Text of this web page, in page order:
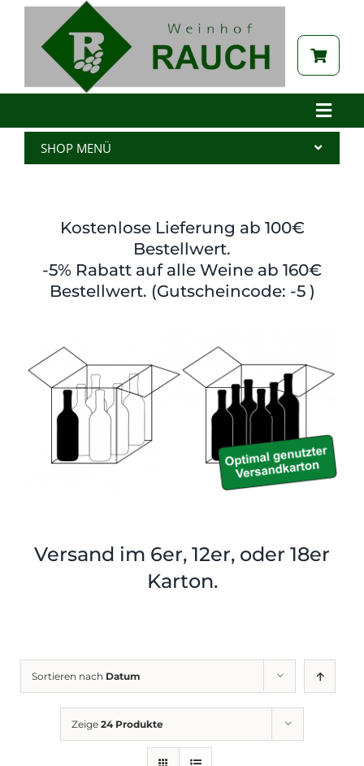
Zum
springen
Toggle
Brennerei
Tabak
Shop
SHOP MENÜ
Edelbrand
Kernöl
Tabak
Zubehör
Kostenlose Lieferung ab 100€
Bestellwert.
-5% Rabatt auf alle Weine ab 160€
Bestellwert. (Gutscheincode: -5 )
Versand im 6er, 12er, oder 18er
Karton.
Sortieren nach Datum
Zeige 24 Produkte